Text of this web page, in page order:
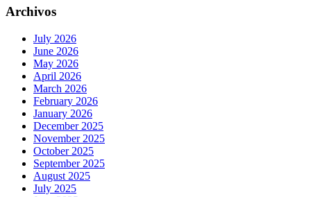
Archivos
July 2026
June 2026
May 2026
April 2026
March 2026
February 2026
January 2026
December 2025
November 2025
October 2025
September 2025
August 2025
July 2025